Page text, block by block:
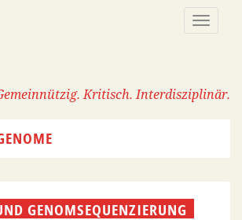
Kritisch. Interdisziplinär.
GENOMSEQUENZIERUNG